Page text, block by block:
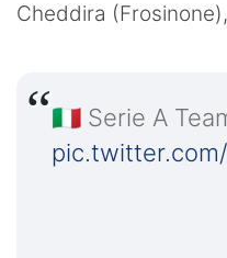
Cheddira
🇮🇹 Serie A